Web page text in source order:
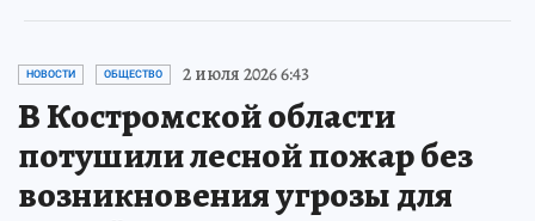
НОВОСТИ ОБЩЕСТВО 2 июля 2026 6:43
В Костромской области
потушили лесной пожар без
возникновения угрозы для